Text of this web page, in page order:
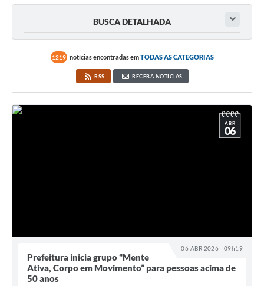
Transparência
Carta de Serviços
Galeria de Vídeos
Links
BUSCA DETALHADA
1219 notícias encontradas emTODAS AS CATEGORIAS
RSS RECEBA NOTÍCIAS
06 ABR 2026 - 09h19
ABR
06
Prefeitura inicia grupo “Mente
Ativa, Corpo em Movimento” para pessoas acima de
50 anos